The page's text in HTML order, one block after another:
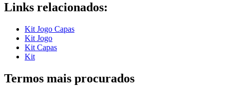
Links relacionados:
Kit Jogo Capas
Kit Jogo
Kit Capas
Kit
Termos mais procurados